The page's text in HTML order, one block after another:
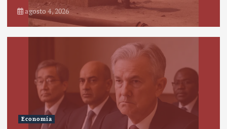
agosto 4, 2026
Economía